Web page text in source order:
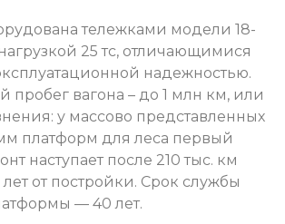
тележками модели 18-
25 тс, отличающимися
надежностью.
вагона – до 1 млн км, или
у массово представленных
платформ для леса первый
наступает после 210 тыс. км
от постройки. Срок службы
— 40 лет.